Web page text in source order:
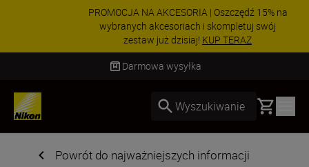
PROMOCJA NA AKCESORIA | Oszczędź 15% na
wybranych akcesoriach i skompletuj swój
zestaw już dzisiaj!KUP TERAZ
Dostawa od 2 do 4 dni roboczych
Wyszukiwanie Basket
Powrót do najważniejszych informacji